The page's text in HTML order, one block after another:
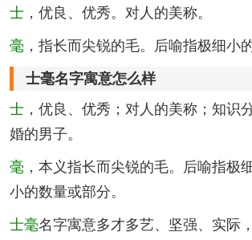
士 ，优良、优秀。对人的美称。
毫 ，指长而尖锐的毛。后喻指极细小
士毫名字寓意怎么样
士 ，优良、优秀；对人的美称；知识
婚的男子。
毫 ，本义指长而尖锐的毛。后喻指极
小的数量或部分。
士毫名字寓意多才多艺、坚强、实际